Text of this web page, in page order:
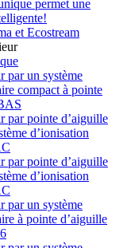
permet une
et Ecostream
par un système
compact à pointe
par pointe d’aiguille
d’ionisation
par pointe d’aiguille
d’ionisation
par un système
à pointe d’aiguille